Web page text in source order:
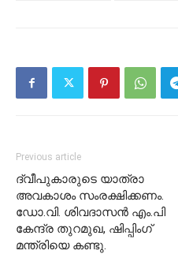
Previous article
ദ്വീപുകാരുടെ യാത്രാ
അവകാശം സംരക്ഷിക്കണം.
ഡോ.വി. ശിവദാസൻ എം.പി
കേന്ദ്ര തുറമുഖ, ഷിപ്പിംഗ്
മന്ത്രിയെ കണ്ടു.